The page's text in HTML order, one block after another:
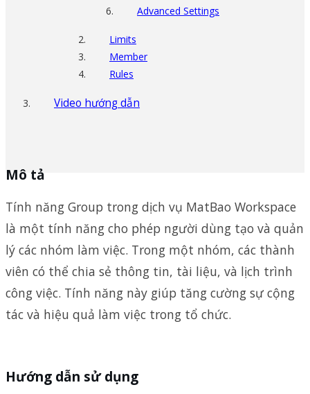
Advanced Settings
Limits
Member
Rules
Video hướng dẫn
Mô tả
Tính năng Group trong dịch vụ MatBao Workspace
là một tính năng cho phép người dùng tạo và quản
lý các nhóm làm việc. Trong một nhóm, các thành
viên có thể chia sẻ thông tin, tài liệu, và lịch trình
công việc. Tính năng này giúp tăng cường sự cộng
tác và hiệu quả làm việc trong tổ chức.
Hướng dẫn sử dụng